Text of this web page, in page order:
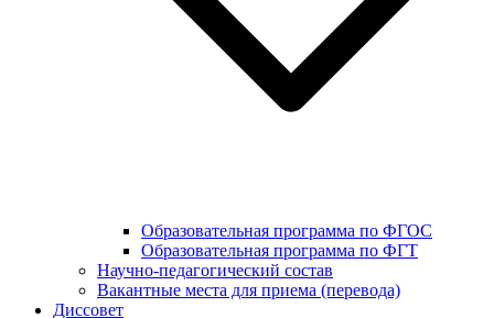
Образовательная программа по ФГОС
Образовательная программа по ФГТ
Научно-педагогический состав
Вакантные места для приема (перевода)
Диссовет